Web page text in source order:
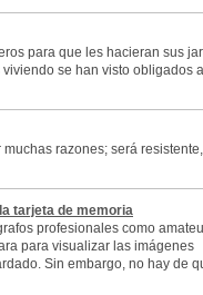
para que les hacieran sus
se han visto obligados a
razones; será
tarjeta de memoria
profesionales como
para visualizar las imágenes
Sin embargo, no hay de